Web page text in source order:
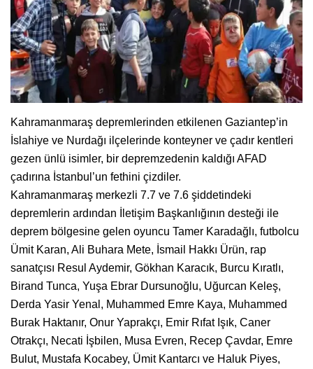
Kahramanmaraş depremlerinden etkilenen Gaziantep’in
İslahiye ve Nurdağı ilçelerinde konteyner ve çadır kentleri
gezen ünlü isimler, bir depremzedenin kaldığı AFAD
çadırına İstanbul’un fethini çizdiler.
Kahramanmaraş merkezli 7.7 ve 7.6 şiddetindeki
depremlerin ardından İletişim Başkanlığının desteği ile
deprem bölgesine gelen oyuncu Tamer Karadağlı, futbolcu
Ümit Karan, Ali Buhara Mete, İsmail Hakkı Ürün, rap
sanatçısı Resul Aydemir, Gökhan Karacık, Burcu Kıratlı,
Birand Tunca, Yuşa Ebrar Dursunoğlu, Uğurcan Keleş,
Derda Yasir Yenal, Muhammed Emre Kaya, Muhammed
Burak Haktanır, Onur Yaprakçı, Emir Rıfat Işık, Caner
Otrakçı, Necati İşbilen, Musa Evren, Recep Çavdar, Emre
Bulut, Mustafa Kocabey, Ümit Kantarcı ve Haluk Piyes,